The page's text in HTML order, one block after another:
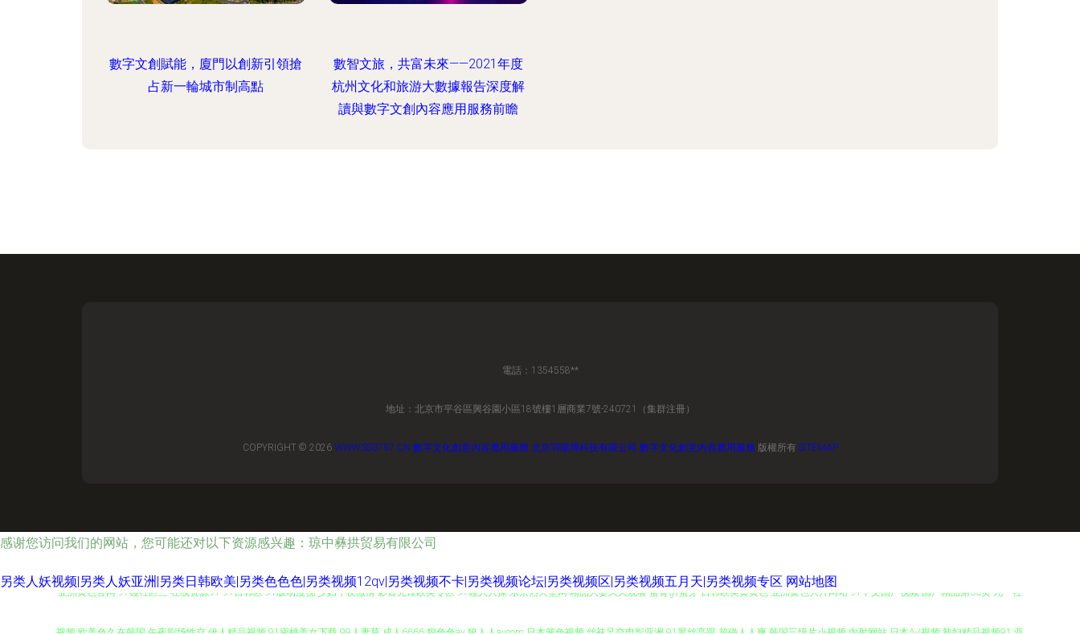
數字文創賦能，廈門以創新引領搶
占新一輪城市制高點
數智文旅，共富未來——2021年度
杭州文化和旅游大數據報告深度解
讀與數字文創內容應用服務前瞻
電話：1354558**
地址：北京市平谷區興谷園小區18號樓1層商業7號-240721（集群注冊）
COPYRIGHT © 2026 WWW.SS0757.CN 數字文化創意內容應用服務 北京羽陽博科技有限公司 數字文化創意內容應用服務 版權所有 SITEMAP
感谢您访问我们的网站，您可能还对以下资源感兴趣：琼中彝拱贸易有限公司
另类人妖视频|另类人妖亚洲|另类日韩欧美|另类色色色|另类视频12qv|另类视频不卡|另类视频论坛|另类视频区|另类视频五月天|另类视频专区 网站地图
亚洲黄色官网 97碰社区三 在线资源91 91日韩区 91版动漫视 少妇午夜激情 影音先锋欧美专区 97碰人人操 东京热天堂网 精品人妻久久观看 蜜臀gv蜜芽 日韩欧美黄黄色 亚洲黄色大片网站 91中文国产视频 国产精品第36页 九一社